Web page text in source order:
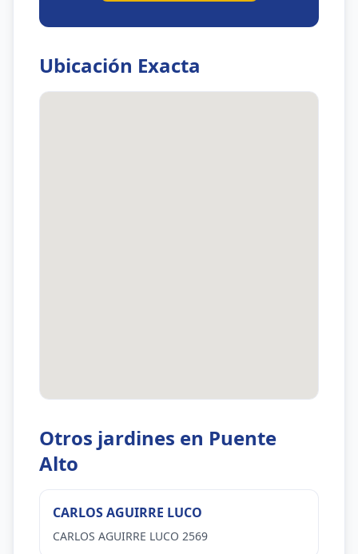
Ubicación Exacta
Otros jardines en Puente
Alto
CARLOS AGUIRRE LUCO
CARLOS AGUIRRE LUCO 2569